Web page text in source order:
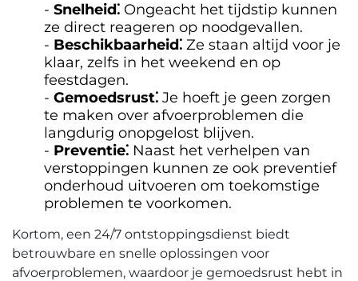
Snelheid⁚ Ongeacht het tijdstip kunnen
ze direct reageren op noodgevallen.
Beschikbaarheid⁚ Ze staan altijd voor je
klaar, zelfs in het weekend en op
feestdagen.​
Gemoedsrust⁚ Je hoeft je geen zorgen
te maken over afvoerproblemen die
langdurig onopgelost blijven.​
Preventie⁚ Naast het verhelpen van
verstoppingen kunnen ze ook preventief
onderhoud uitvoeren om toekomstige
problemen te voorkomen.​
Kortom, een 24/7 ontstoppingsdienst biedt
betrouwbare en snelle oplossingen voor
afvoerproblemen, waardoor je gemoedsrust hebt in